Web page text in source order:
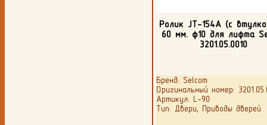
Ролик JT-154А (с
60 мм. ф10 для лифта
3201.05.0010
Бренд: Selcom
Оригинальный номер:
Артикул: L-90
Тип: Двери, Приводы дверей